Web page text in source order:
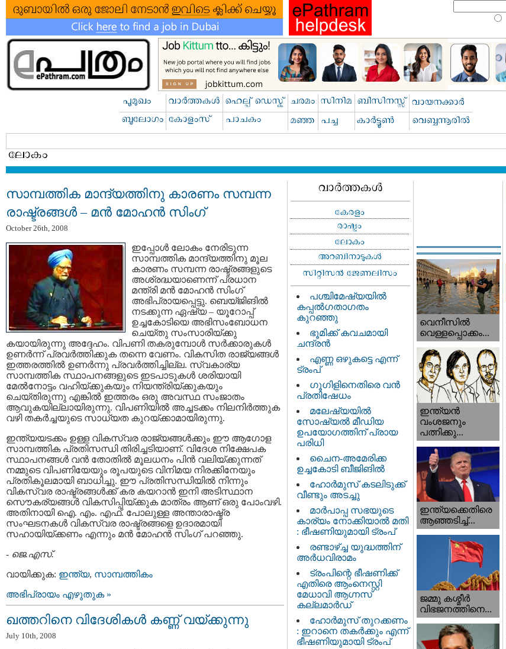
സാമ്പത്തിക മാന്ദ്യത്തിനു കാരണം സമ്പന്ന
രാഷ്ട്രങ്ങള്‍ – മന്‍ മോഹന്‍ സിംഗ്
October 26th, 2008
ഇപ്പോള്‍ ലോകം നേരിടുന്ന
സാമ്പത്തിക മാന്ദ്യത്തിനു മൂല
കാരണം സമ്പന്ന രാഷ്ട്രങ്ങളുടെ
അശ്രദ്ധയാണെന്ന് പ്രധാന
മന്ത്രി മന്‍ മോഹന്‍ സിംഗ്
അഭിപ്രായപ്പെട്ടു. ബെയ്ജിങില്‍
നടക്കുന്ന ഏഷ്യ – യൂറോപ്പ്
ഉച്ചകോടിയെ അഭിസംബോധന
ചെയ്തു സംസാരിയ്ക്കു
കയായിരുന്നു അദ്ദേഹം. വിപണി തകരുമ്പോള്‍ സര്‍ക്കാരുകള്‍
ഉണര്‍ന്ന് പ്രവര്‍ത്തിക്കുക തന്നെ വേണം. വികസിത രാജ്യങ്ങള്‍
ഇത്തരത്തില്‍ ഉണര്‍ന്നു പ്രവര്‍ത്തിച്ചില്ല. സ്വകാര്യ
സാമ്പത്തിക സ്ഥാപനങ്ങളുടെ ഇടപാടുകള്‍ ശരിയായി
മേല്‍നോട്ടം വഹിയ്ക്കുകയും നിയന്ത്രിയ്ക്കുകയും
ചെയ്തിരുന്നു എങ്കില്‍ ഇത്തരം ഒരു അവസ്ഥ സംജാതം
ആവുകയില്ലായിരുന്നു. വിപണിയില്‍ അച്ചടക്കം നിലനിര്‍ത്തുക
വഴി തകര്‍ച്ചയുടെ സാധ്യത കുറയ്ക്കാമായിരുന്നു.
ഇന്ത്യയടക്കം ഉള്ള വികസ്വര രാജ്യങ്ങള്‍ക്കും ഈ ആഗോള
സാമ്പത്തിക പ്രതിസന്ധി തിരിച്ചടിയാണ്. വിദേശ നിക്ഷേപക
സ്ഥാ‍പനങ്ങള്‍ വന്‍ തോതില്‍ മൂലധനം പിന്‍ വലിയ്ക്കുന്നത്
നമ്മുടെ വിപണിയേയും രൂപയുടെ വിനിമയ നിരക്കിനേയും
പ്രതികൂലമായി ബാധിച്ചു. ഈ പ്രതിസന്ധിയില്‍ നിന്നും
വികസ്വര രാഷ്ട്രങ്ങള്‍ക്ക് കര കയറാന്‍ ഇനി അടിസ്ഥാന
സൌകര്യങ്ങള്‍ വികസിപ്പിയ്ക്കുക മാത്രം ആണ് ഒരു പോംവഴി.
അതിനായി ഐ. എം. എഫ്. പോലുള്ള അന്താരാഷ്ട്ര
സംഘടനകള്‍ വികസ്വര രാഷ്ട്രങ്ങളെ ഉദാരമായി
സഹായിയ്ക്കണം എന്നും മന്‍ മോഹന്‍ സിംഗ് പറഞ്ഞു.
- ജെ.എസ്.
വായിക്കുക: ഇന്ത്യ, സാമ്പത്തികം
അഭിപ്രായം എഴുതുക »
ഖത്തറിനെ വിദേശികള്‍ കണ്ണ് വയ്ക്കുന്നു
July 10th, 2008
പശ്ചിമേഷ്യയിൽ
കപ്പൽഗതാഗതം
കുറഞ്ഞു
ഭൂമിക്ക് കവചമായി
ചന്ദ്രന്‍
എണ്ണ ഒഴുകട്ടെ എന്ന്
ട്രംപ്
ഗൂഗിളിനെതിരെ വൻ
പ്രതിഷേധം
മലേഷ്യയിൽ
സോഷ്യൽ മീഡിയ
ഉപയോഗത്തിന് പ്രായ
പരിധി
ചൈന-അമേരിക്ക
ഉച്ചകോടി ബീജിങിൽ
ഹോര്‍മുസ് കടലിടുക്ക്
വീണ്ടും അടച്ചു
മാർപാപ്പ സഭയുടെ
കാര്യം നോക്കിയാൽ മതി
: ഭീഷണിയുമായി ട്രംപ്
രണ്ടാഴ്ച്ച യുദ്ധത്തിന്
അർധവിരാമം
ട്രംപിന്റെ ഭീഷണിക്ക്
എതിരെ ആംനെസ്റ്റി
മേധാവി ആഗ്നസ്
കല്ലമാർഡ്
ഹോർമുസ് തുറക്കണം
: ഇറാനെ തകർക്കും എന്ന്
ഭീഷണിയുമായി ട്രംപ്
വെനീസില്‍
വെള്ളപ്പൊക്കം...
ഇന്ത്യൻ
വംശജനും
പത്നിക്കു...
ഇന്ത്യക്കെതിരെ
ആഞ്ഞടിച്ച്...
ജമ്മു കശ്മീ‍ർ
വിഭജനത്തിനെ...